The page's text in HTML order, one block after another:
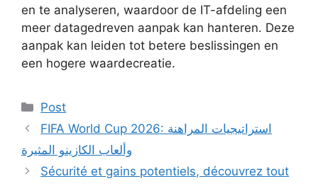
en te analyseren, waardoor de IT-afdeling een
meer datagedreven aanpak kan hanteren. Deze
aanpak kan leiden tot betere beslissingen en
een hogere waardecreatie.
Kategoriler
Post
FIFA World Cup 2026: استراتيجيات المراهنة
وألعاب الكازينو المثيرة
Sécurité et gains potentiels, découvrez tout